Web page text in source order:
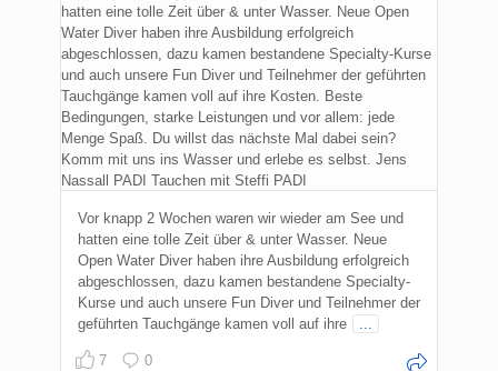
Vor knapp 2 Wochen waren wir wieder am See und
hatten eine tolle Zeit über & unter Wasser. Neue
Open Water Diver haben ihre Ausbildung erfolgreich
abgeschlossen, dazu kamen bestandene Specialty-
Kurse und auch unsere Fun Diver und Teilnehmer der
geführten Tauchgänge kamen voll auf ihre
...
7 0